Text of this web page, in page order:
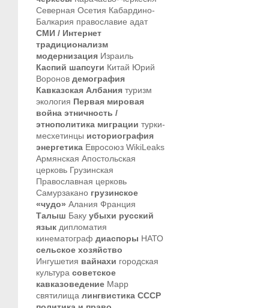
Северная Осетия Кабардино-
Балкария православие адат
СМИ / Интернет
традиционализм
модернизация Израиль
Каспий шапсуги Китай Юрий
Воронов демография
Кавказская Албания туризм
экология Первая мировая
война этничность /
этнополитика миграции турки-
месхетинцы историография
энергетика Евросоюз WikiLeaks
Армянская Апостольская
церковь Грузинская
Православная церковь
Самурзакано грузинское
«чудо» Алания Франция
Талыш Баку убыхи русский
язык дипломатия
кинематограф диаспоры НАТО
сельское хозяйство
Ингушетия вайнахи городская
культура советское
кавказоведение Марр
святилища лингвистика СССР